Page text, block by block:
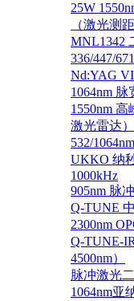
25W
（激光测
MNL1342
336/447/
Nd:YAG
1064nm 脉
1550nm
激光雷达）
532/
UKKO 纳
1000kHz
905nm 脉
Q-TUNE
2300nm
Q-TUNE-
4500nm）
脉冲激光
1064nm亚